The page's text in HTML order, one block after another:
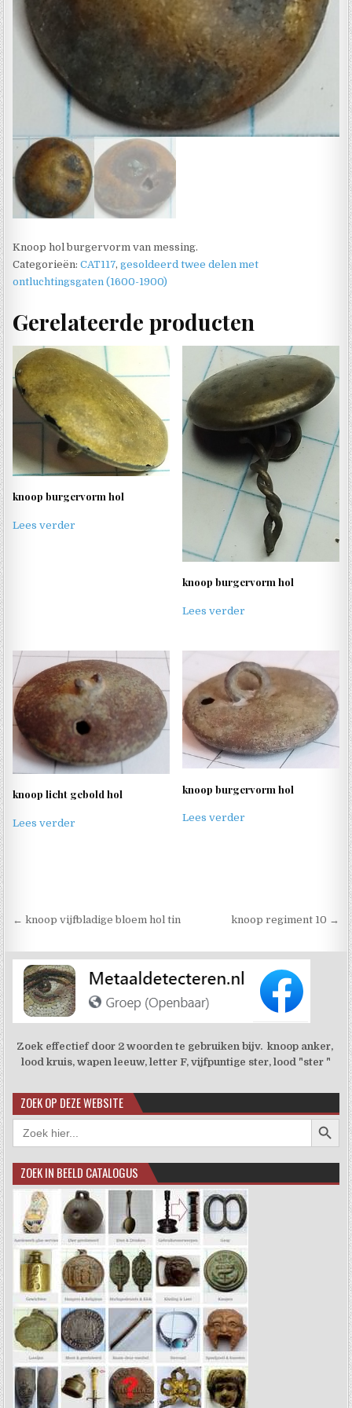
Knoop hol burgervorm van messing.
Categorieën:CAT117,gesoldeerd twee delen met
ontluchtingsgaten (1600-1900)
Gerelateerde producten
knoop burgervorm hol
Lees verder
knoop burgervorm hol
Lees verder
knoop licht gebold hol
Lees verder
knoop burgervorm hol
Lees verder
Berichtnavigatie
← knoop vijfbladige bloem hol tin knoop regiment 10 →
Zoek effectief door 2 woorden te gebruiken bijv. knoop anker,
lood kruis, wapen leeuw, letter F, vijfpuntige ster, lood "ster "
ZOEK OP DEZE WEBSITE
Zoek
naar:
ZOEK IN BEELD CATALOGUS